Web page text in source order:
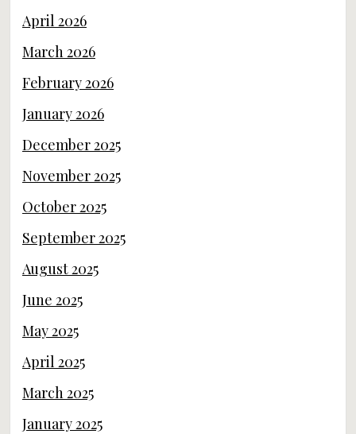
April 2026
March 2026
February 2026
January 2026
December 2025
November 2025
October 2025
September 2025
August 2025
June 2025
May 2025
April 2025
March 2025
January 2025